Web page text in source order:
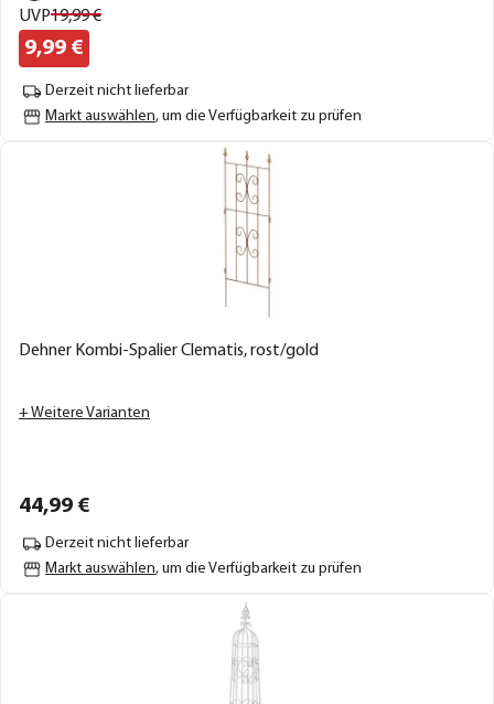
UVP19,99€
9,99 €
Derzeit nicht lieferbar
Markt auswählen, um die Verfügbarkeit zu prüfen
Dehner Kombi-Spalier Clematis, rost/gold
+ Weitere Varianten
44,99 €
Derzeit nicht lieferbar
Markt auswählen, um die Verfügbarkeit zu prüfen